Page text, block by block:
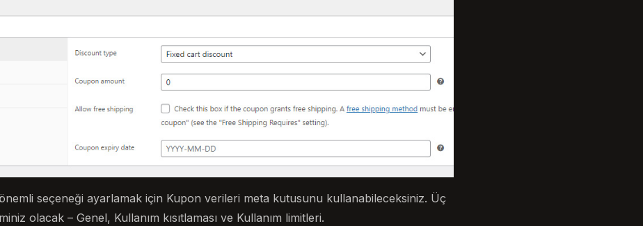
seçeneği ayarlamak için Kupon verileri meta kutusunu kullanabileceksiniz. Üç
olacak – Genel, Kullanım kısıtlaması ve Kullanım limitleri.